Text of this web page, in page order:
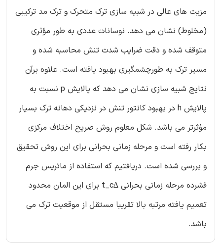
مزیت های عالی در شبیه سازی ترک متحرک و ترک مد ترکیبی
(مخلوط) نشان می دهد. نوسانات عددی به طور مؤثری
متوقف شده و دقت ضرایب شدت تنش محاسبه شده و
مسیر ترک به طورچشمگیری بهبود یافته است. علاوه برآن
نتایج شبیه سازی نشان می دهد که پالایش p نسبت به
پالایش h در بهبود کانتور تنش در نزدیکی دهانه ترک بسیار
مؤثرتر می باشد. شکل معلوم روش صریح اختلاف مرکزی
بکار رفته است و مرحله زمانی بحرانی برای این روش تحقیق
و بررسی شده است. دریافتیم که استفاده از ماتریس جرم
فشرده مرحله زمانی بحرانی ∆t_c برای این المان محدود
تعمیم یافته مرتبه بالا تقریبا مستقل از موقعیت ترک می
باشد.